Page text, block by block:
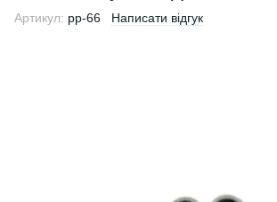
Артикул: pp-66 Написати відгук